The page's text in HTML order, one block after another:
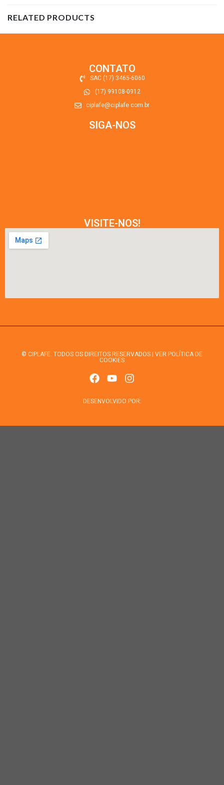
RELATED PRODUCTS
CONTATO
SAC (17) 3465-6060
(17) 99108-0912
ciplafe@ciplafe.com.br
SIGA-NOS
VISITE-NOS!
© CIPLAFE. TODOS OS DIREITOS RESERVADOS | VER POLÍTICA DE
COOKIES
DESENVOLVIDO POR: